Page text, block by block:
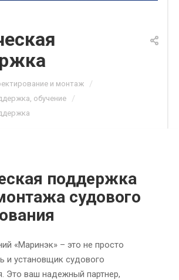
и монтаж /
обучение /
поддержка
судового
«Маринэк» – это не просто
и установщик судового
Это ваш надежный партнер,